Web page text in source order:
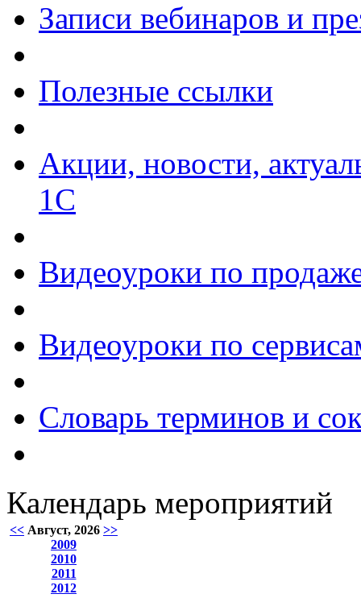
Записи вебинаров и
Полезные ссылки
Акции, новости,
1С
Видеоуроки по
Видеоуроки по
Словарь терминов и
Календарь мероприятий
<< Август, 2026 >>
2009
2010
2011
2012